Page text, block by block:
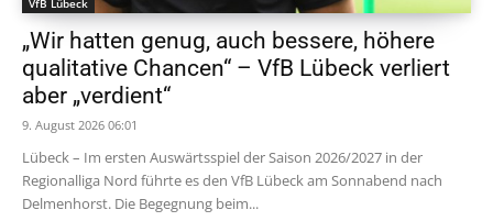
VfB Lübeck
„Wir hatten genug, auch bessere, höhere
qualitative Chancen“ – VfB Lübeck verliert
aber „verdient“
9. August 2026 06:01
Lübeck – Im ersten Auswärtsspiel der Saison 2026/2027 in der
Regionalliga Nord führte es den VfB Lübeck am Sonnabend nach
Delmenhorst. Die Begegnung beim...